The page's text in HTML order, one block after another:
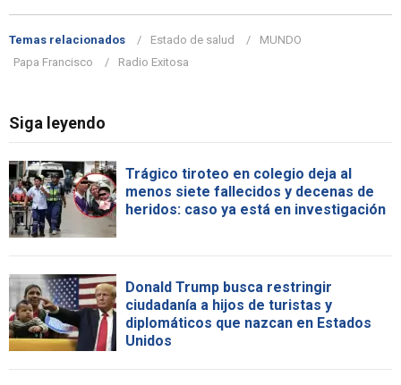
Temas relacionados Estado de salud
MUNDO
Papa Francisco
Radio Exitosa
Siga leyendo
Trágico tiroteo en colegio deja al
menos siete fallecidos y decenas de
heridos: caso ya está en investigación
Donald Trump busca restringir
ciudadanía a hijos de turistas y
diplomáticos que nazcan en Estados
Unidos